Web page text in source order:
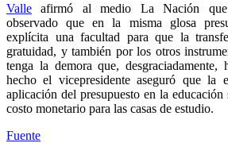
Valle afirmó al medio La Nación
observado que en la misma glosa
explícita una facultad para que la
gratuidad, y también por los otros
tenga la demora que, desgraciadamente,
hecho el vicepresidente aseguró que la
aplicación del presupuesto en la
costo monetario para las casas de estudio.
Fuente